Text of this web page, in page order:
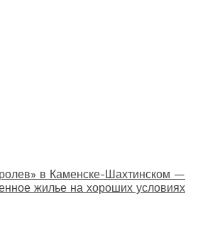
в Каменске-Шахтинском —
жилье на хороших условиях